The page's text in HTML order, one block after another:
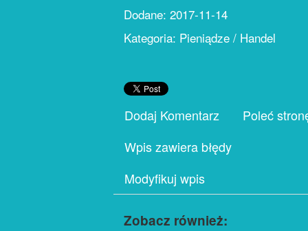
Dodane: 2017-11-14
Kategoria: Pieniądze / Handel
Dodaj Komentarz
Poleć
Wpis zawiera błędy
Modyfikuj wpis
Zobacz również: